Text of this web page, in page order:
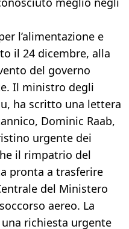
l’alimentazione e
il 24 dicembre, alla
del governo
Il ministro degli
ha scritto una lettera
Dominic Raab,
urgente dei
il rimpatrio del
pronta a trasferire
del Ministero
aereo. La
richiesta urgente